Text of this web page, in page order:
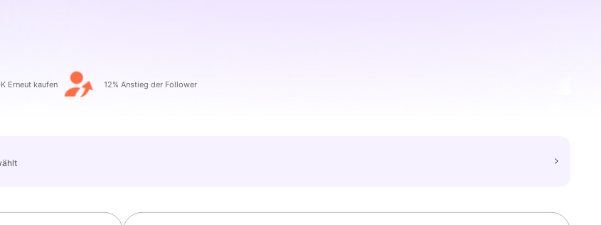
Erneut kaufen 12% Anstieg der Follower